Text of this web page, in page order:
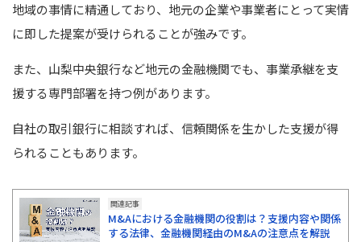
地域の事情に精通しており、地元の企業や事業者にとって実情
に即した提案が受けられることが強みです。
また、山梨中央銀行など地元の金融機関でも、事業承継を支
援する専門部署を持つ例があります。
自社の取引銀行に相談すれば、信頼関係を生かした支援が得
られることもあります。
関連記事
M&Aにおける金融機関の役割は？支援内容や関係
する法律、金融機関経由のM&Aの注意点を解説